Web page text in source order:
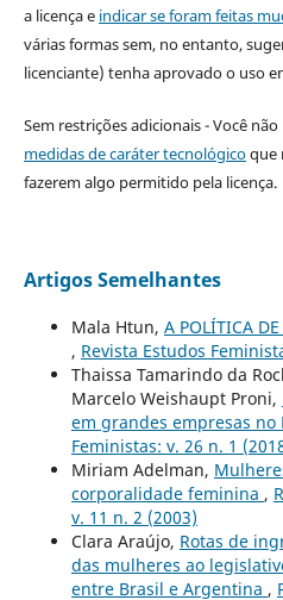
a licença e indicar se foram feitas
várias formas sem, no entanto,
licenciante) tenha aprovado o uso
Sem restrições adicionais - Você
medidas de caráter tecnológicoque
fazerem algo permitido pela licença.
Artigos Semelhantes
Mala Htun, A POLÍTICA
, Revista Estudos
Thaissa Tamarindo da
Marcelo Weishaupt Proni,
em grandes empresas no
Feministas: v. 26 n. 1
Miriam Adelman,
corporalidade feminina ,
v. 11 n. 2 (2003)
Clara Araújo, Rotas de
das mulheres ao
entre Brasil e Argentina ,